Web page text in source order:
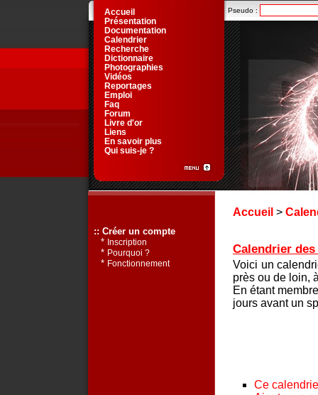
Accueil >
Calendrier
Voici un
près ou de loin,
En étant
jours avant un
Ce
Pseudo :
Accueil
Présentation
Documentation
Calendrier
Recherche
Dictionnaire
Photographies
Vidéos
Reportages
Emploi
Faq
Forum
Livre d'or
Liens
En savoir plus
Qui suis-je ?
:: Créer un compte
* Inscription
* Pourquoi ?
* Fonctionnement